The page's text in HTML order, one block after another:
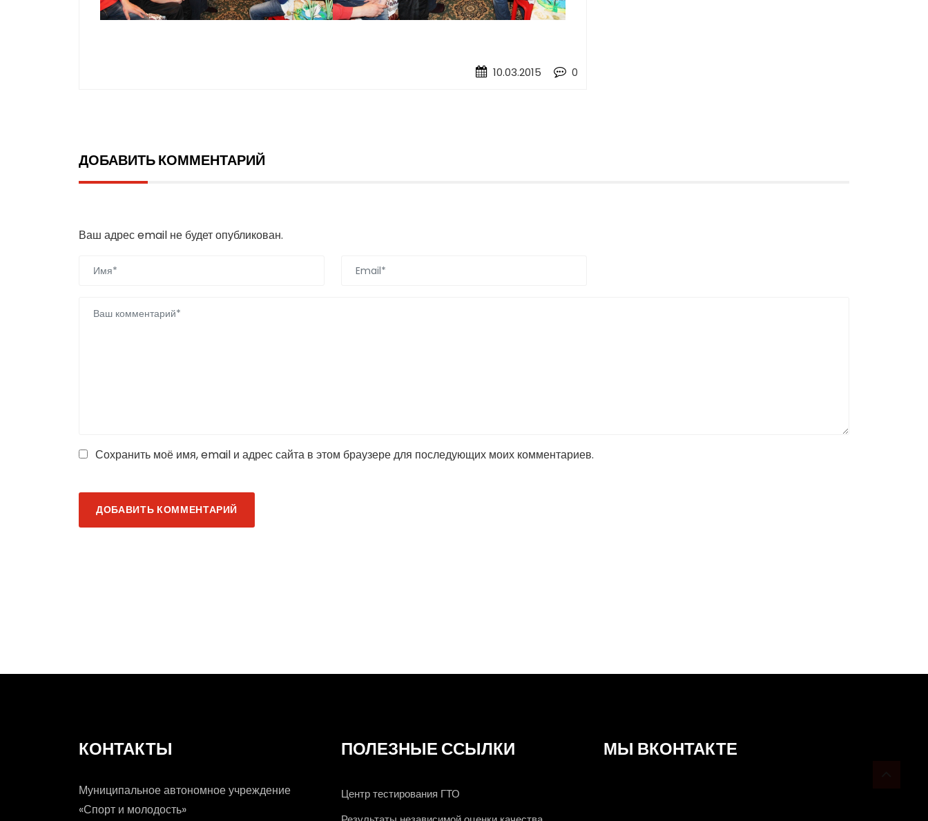
10.03.2015 0
ДОБАВИТЬ КОММЕНТАРИЙ
Ваш адрес email не будет опубликован.
Сохранить моё имя, email и адрес сайта в этом браузере для последующих моих комментариев.
ДОБАВИТЬ КОММЕНТАРИЙ
КОНТАКТЫ
Муниципальное автономное учреждение
«Спорт и молодость»
ПОЛЕЗНЫЕ ССЫЛКИ
Центр тестирования ГТО
МЫ ВКОНТАКТЕ